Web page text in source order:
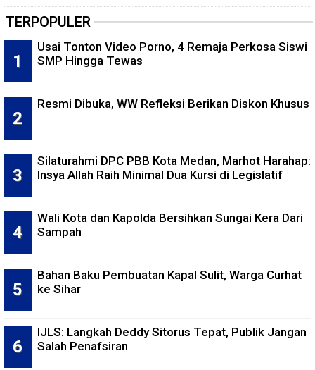
TERPOPULER
Usai Tonton Video Porno, 4 Remaja Perkosa Siswi
SMP Hingga Tewas
Resmi Dibuka, WW Refleksi Berikan Diskon Khusus
Silaturahmi DPC PBB Kota Medan, Marhot Harahap:
Insya Allah Raih Minimal Dua Kursi di Legislatif
Wali Kota dan Kapolda Bersihkan Sungai Kera Dari
Sampah
Bahan Baku Pembuatan Kapal Sulit, Warga Curhat
ke Sihar
IJLS: Langkah Deddy Sitorus Tepat, Publik Jangan
Salah Penafsiran